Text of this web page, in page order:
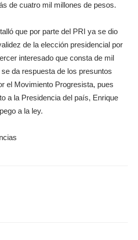
de cuatro mil millones de pesos.
que por parte del PRI ya se dio
de la elección presidencial por
interesado que consta de mil
da respuesta de los presuntos
el Movimiento Progresista, pues
a la Presidencia del país, Enrique
a la ley.